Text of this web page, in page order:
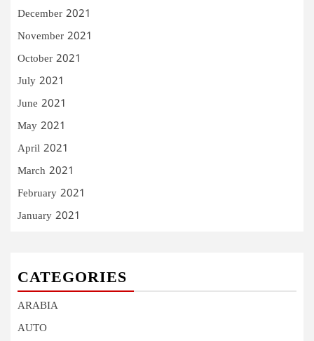
December 2021
November 2021
October 2021
July 2021
June 2021
May 2021
April 2021
March 2021
February 2021
January 2021
CATEGORIES
ARABIA
AUTO